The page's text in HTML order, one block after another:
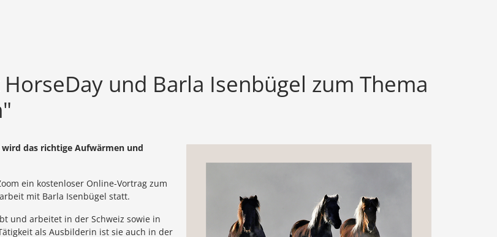
und Barla Isenbügel zum Thema
das richtige Aufwärmen und
ein kostenloser Online-Vortrag zum
mit Barla Isenbügel statt.
und arbeitet in der Schweiz sowie in
als Ausbilderin ist sie auch in der